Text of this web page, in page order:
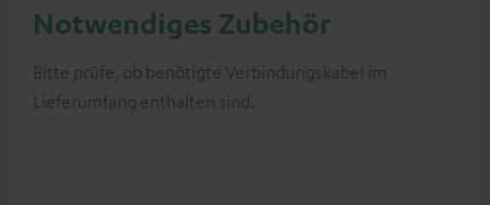
Notwendiges Zubehör
Bitte prüfe, ob benötigte Verbindungskabel im
Lieferumfang enthalten sind.